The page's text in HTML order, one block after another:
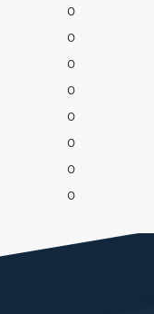
0
0
0
0
0
0
0
0